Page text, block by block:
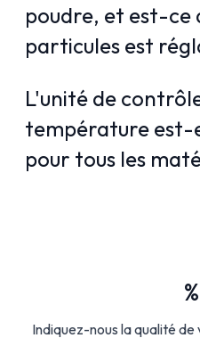
poudre, et est-ce
particules est
L'unité de
température est-
pour tous les
Indiquez-nous la qualité